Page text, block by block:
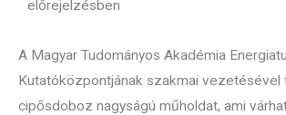
előrejelzésben
A Magyar Tudományos Akadémia
Kutatóközpontjának szakmai
cipősdoboz nagyságú műholdat, ami